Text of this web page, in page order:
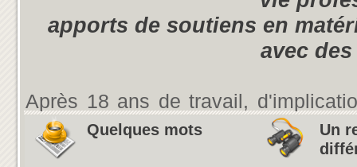
apports de soutiens en
avec
Après 18 ans de travail,
plus directs auprès d'enfants de la
Vos
Un
Quelques mots